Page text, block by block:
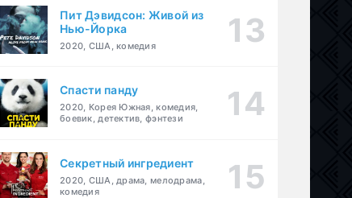
Пит Дэвидсон: Живой из
Нью-Йорка
2020, США, комедия
Спасти панду
2020, Корея Южная, комедия,
боевик, детектив, фэнтези
Секретный ингредиент
2020, США, драма, мелодрама,
комедия